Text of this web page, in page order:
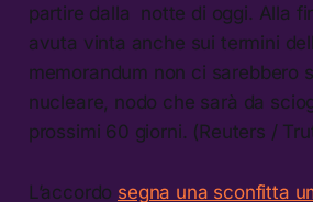
partire dalla notte di oggi. Alla
avuta vinta anche sui termini
memorandum non ci sarebbero
nucleare, nodo che sarà da
prossimi 60 giorni. (Reuters /
L’accordo segna una sconfitta